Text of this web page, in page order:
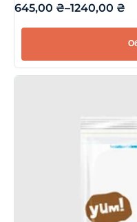
645,00 ₴–1240,00 ₴